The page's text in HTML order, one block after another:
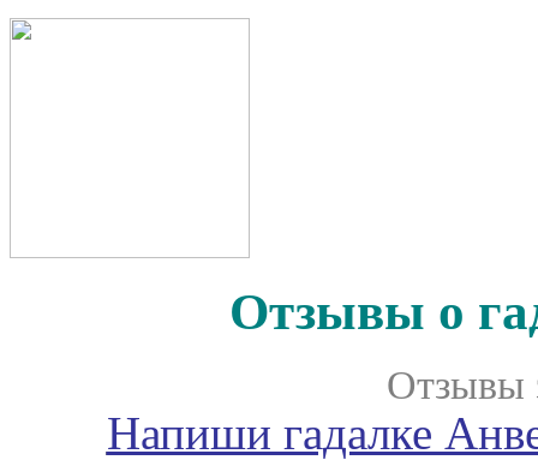
Отзывы о
Отзывы
Напиши гадалке